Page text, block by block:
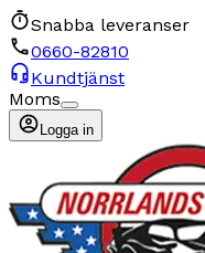
Snabba leveranser
0660-82810
Kundtjänst
Moms
Logga in